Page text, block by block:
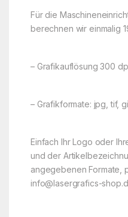
Für die
berechnen wir einmalig
– Grafikauflösung 300
– Grafikformate: jpg, tif,
Einfach Ihr Logo oder
und der
angegebenen Formate,
info@lasergrafics-